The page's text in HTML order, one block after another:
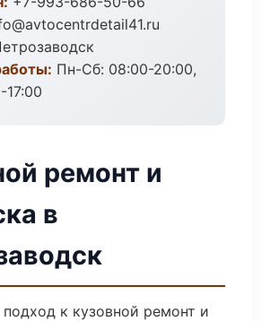
Пн-Сб: 08:00-20:00,
17:00
ремонт и
в
к кузовной ремонт и